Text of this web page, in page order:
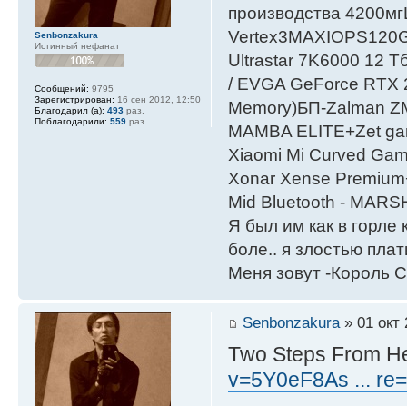
производства
Ultrastar 7K6000 12
/ EVGA GeForce RTX
Мemory)БП-Zalman
MAMBA ELITE+Zet
Xiaomi Mi Curved
Xonar Xense
Mid Bluetooth -
Я был им как в горле
боле.. я злостью
Меня зовут -Король
Senbonzakura
Истинный нефанат
Сообщений: 9795
Зарегистрирован: 16 сен 2012, 12:50
Благодарил (а): 493 раз.
Поблагодарили: 559 раз.
Senbonzakura» 01 окт
Two Steps From
v=5Y0eF8As ...